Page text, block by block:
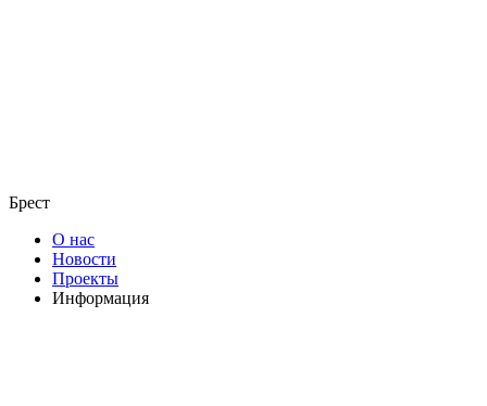
Брест
О нас
Новости
Проекты
Информация